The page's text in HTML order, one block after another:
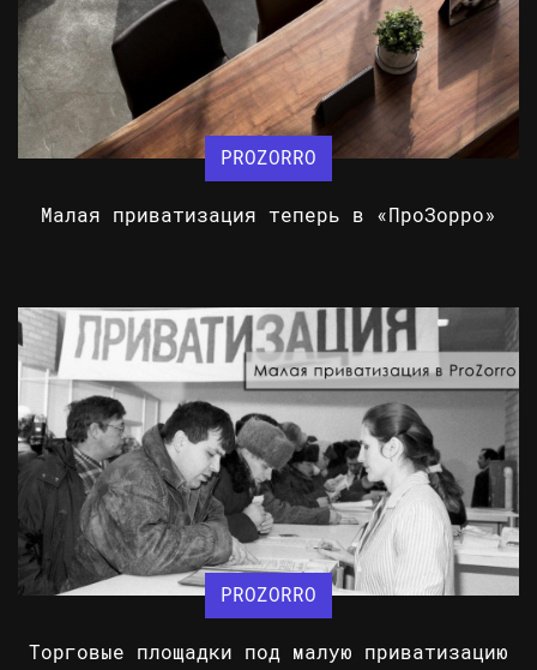
PROZORRO
Малая приватизация теперь в «ПроЗорро»
PROZORRO
Торговые площадки под малую приватизацию